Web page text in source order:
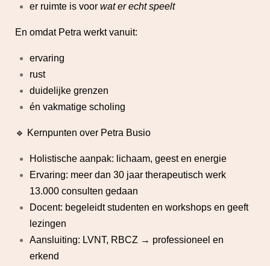
er ruimte is voor wat er echt speelt
En omdat Petra werkt vanuit:
ervaring
rust
duidelijke grenzen
én vakmatige scholing
🔹 Kernpunten over Petra Busio
Holistische aanpak: lichaam, geest en energie
Ervaring: meer dan 30 jaar therapeutisch werk
13.000 consulten gedaan
Docent: begeleidt studenten en workshops en geeft
lezingen
Aansluiting: LVNT, RBCZ → professioneel en
erkend